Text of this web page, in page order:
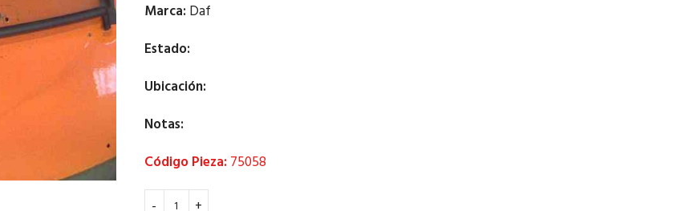
Marca: Daf
Estado:
Ubicación:
Notas:
Código Pieza: 75058